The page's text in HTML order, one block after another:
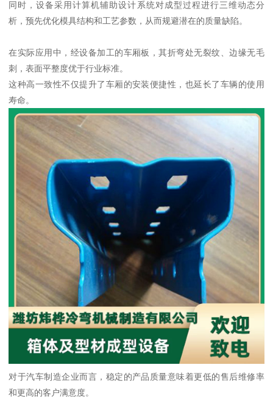
同时，设备采用计算机辅助设计系统对成型过程进行三维动态分
析，预先优化模具结构和工艺参数，从而规避潜在的质量缺陷。
在实际应用中，经设备加工的车厢板，其折弯处无裂纹、边缘无毛
刺，表面平整度优于行业标准。
这种高一致性不仅提升了车厢的安装便捷性，也延长了车辆的使用
寿命。
对于汽车制造企业而言，稳定的产品质量意味着更低的售后维修率
和更高的客户满意度。